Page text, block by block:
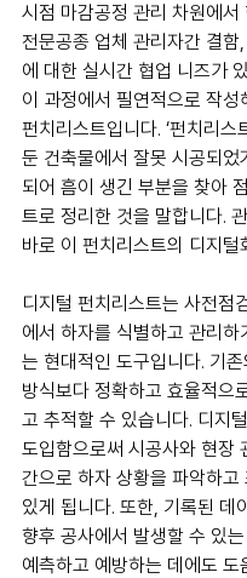
시점 마감공정 관리 차원에서
전문공종 업체 관리자간 결함
에 대한 실시간 협업 니즈가
이 과정에서 필연적으로 작성
펀치리스트입니다. ‘펀치리스
둔 건축물에서 잘못 시공되었
되어 흠이 생긴 부분을 찾아
트로 정리한 것을 말합니다.
바로 이 펀치리스트의 디지털
디지털 펀치리스트는 사전점
에서 하자를 식별하고 관리하
는 현대적인 도구입니다. 기
방식보다 정확하고 효율적으
고 추적할 수 있습니다. 디지
도입함으로써 시공사와 현장
간으로 하자 상황을 파악하고
있게 됩니다. 또한, 기록된 데
향후 공사에서 발생할 수 있
예측하고 예방하는 데에도 도